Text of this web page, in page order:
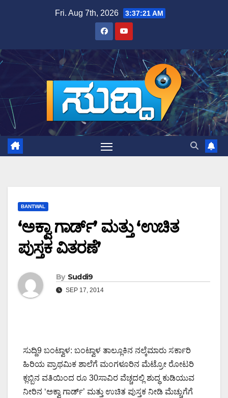
Fri. Aug 7th, 2026 3:37:22 AM
BANTWAL
‘ಅಕ್ವಾ ಗಾರ್ಡ್’ ಮತ್ತು ‘ಉಚಿತ
ಪುಸ್ತಕ ವಿತರಣೆ’
By Suddi9
SEP 17, 2014
ಸುದ್ದಿ9 ಬಂಟ್ವಾಳ: ಬಂಟ್ವಾಳ ತಾಲ್ಲೂಕಿನ ನಲ್ಕೆಮಾರು ಸರ್ಕಾರಿ
ಹಿರಿಯ ಪ್ರಾಥಮಿಕ ಶಾಲೆಗೆ ಮಂಗಳೂರಿನ ಮೆಟ್ರೋ ರೋಟರಿ
ಕ್ಲಬ್ಬಿನ ವತಿಯಿಂದ ರೂ 30ಸಾವಿರ ವೆಚ್ಚದಲ್ಲಿ ಶುದ್ಧ ಕುಡಿಯುವ
ನೀರಿನ ‘ಅಕ್ವಾ ಗಾರ್ಡ್’ ಮತ್ತು ಉಚಿತ ಪುಸ್ತಕ ನೀಡಿ ಮೆಚ್ಚುಗೆಗೆ